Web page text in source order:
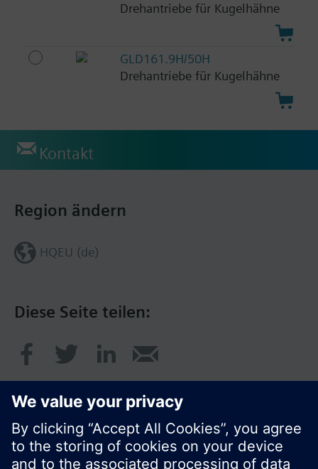
Drehantriebe für Kugelhähne
GLD161.9H/50H
Drehantriebe für Kugelhähne
Kontakt
Diese Seite teilen:
Region ändern
HQEU (de)